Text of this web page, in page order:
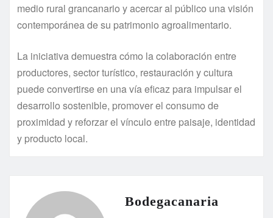
medio rural grancanario y acercar al público una visión
contemporánea de su patrimonio agroalimentario.
La iniciativa demuestra cómo la colaboración entre
productores, sector turístico, restauración y cultura
puede convertirse en una vía eficaz para impulsar el
desarrollo sostenible, promover el consumo de
proximidad y reforzar el vínculo entre paisaje, identidad
y producto local.
Bodegacanaria